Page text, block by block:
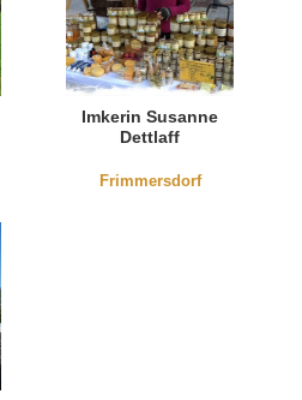
Imkerin Susanne
Dettlaff
Frimmersdorf